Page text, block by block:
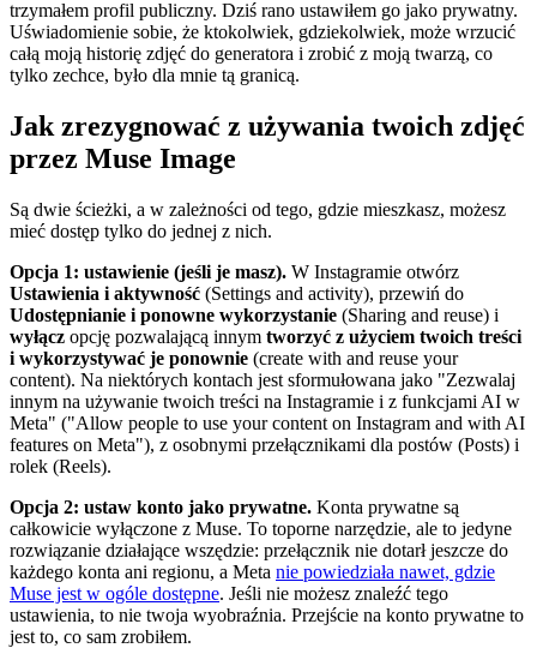
trzymałem profil publiczny. Dziś rano ustawiłem go jako prywatny.
Uświadomienie sobie, że ktokolwiek, gdziekolwiek, może wrzucić
całą moją historię zdjęć do generatora i zrobić z moją twarzą, co
tylko zechce, było dla mnie tą granicą.
Jak zrezygnować z używania twoich zdjęć
przez Muse Image
Są dwie ścieżki, a w zależności od tego, gdzie mieszkasz, możesz
mieć dostęp tylko do jednej z nich.
Opcja 1: ustawienie (jeśli je masz). W Instagramie otwórz
Ustawienia i aktywność (Settings and activity), przewiń do
Udostępnianie i ponowne wykorzystanie (Sharing and reuse) i
wyłącz opcję pozwalającą innym tworzyć z użyciem twoich treści
i wykorzystywać je ponownie (create with and reuse your
content). Na niektórych kontach jest sformułowana jako "Zezwalaj
innym na używanie twoich treści na Instagramie i z funkcjami AI w
Meta" ("Allow people to use your content on Instagram and with AI
features on Meta"), z osobnymi przełącznikami dla postów (Posts) i
rolek (Reels).
Opcja 2: ustaw konto jako prywatne. Konta prywatne są
całkowicie wyłączone z Muse. To toporne narzędzie, ale to jedyne
rozwiązanie działające wszędzie: przełącznik nie dotarł jeszcze do
każdego konta ani regionu, a Meta nie powiedziała nawet, gdzie
Muse jest w ogóle dostępne. Jeśli nie możesz znaleźć tego
ustawienia, to nie twoja wyobraźnia. Przejście na konto prywatne to
jest to, co sam zrobiłem.